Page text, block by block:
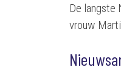
De langste
vrouw